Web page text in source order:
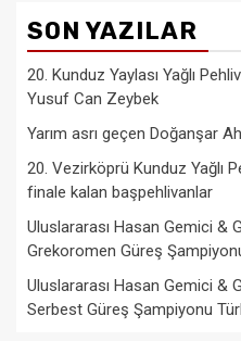
SON YAZILAR
20. Kunduz Yaylası Yağlı
Yusuf Can Zeybek
Yarım asrı geçen Doğanşar
20. Vezirköprü Kunduz Yağlı
finale kalan başpehlivanlar
Uluslararası Hasan Gemici &
Grekoromen Güreş
Uluslararası Hasan Gemici &
Serbest Güreş Şampiyonu